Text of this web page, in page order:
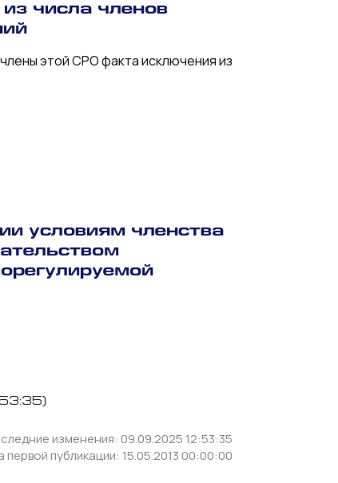
числа членов
этой СРО факта исключения из
условиям членства
изменения: 09.09.2025 12:53:35
первой публикации: 15.05.2013 00:00:00